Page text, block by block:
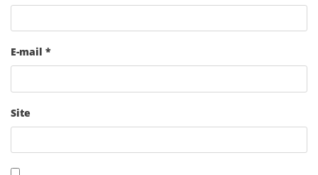
E-mail *
Site